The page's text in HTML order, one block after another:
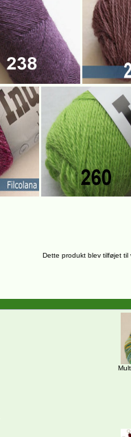
Dette produkt blev tilføjet